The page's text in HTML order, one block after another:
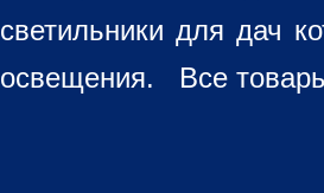
светильники для дач
освещения. Все